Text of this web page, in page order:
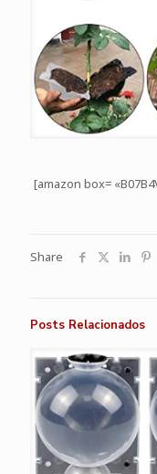
[amazon box=
Share
Posts Relacionados